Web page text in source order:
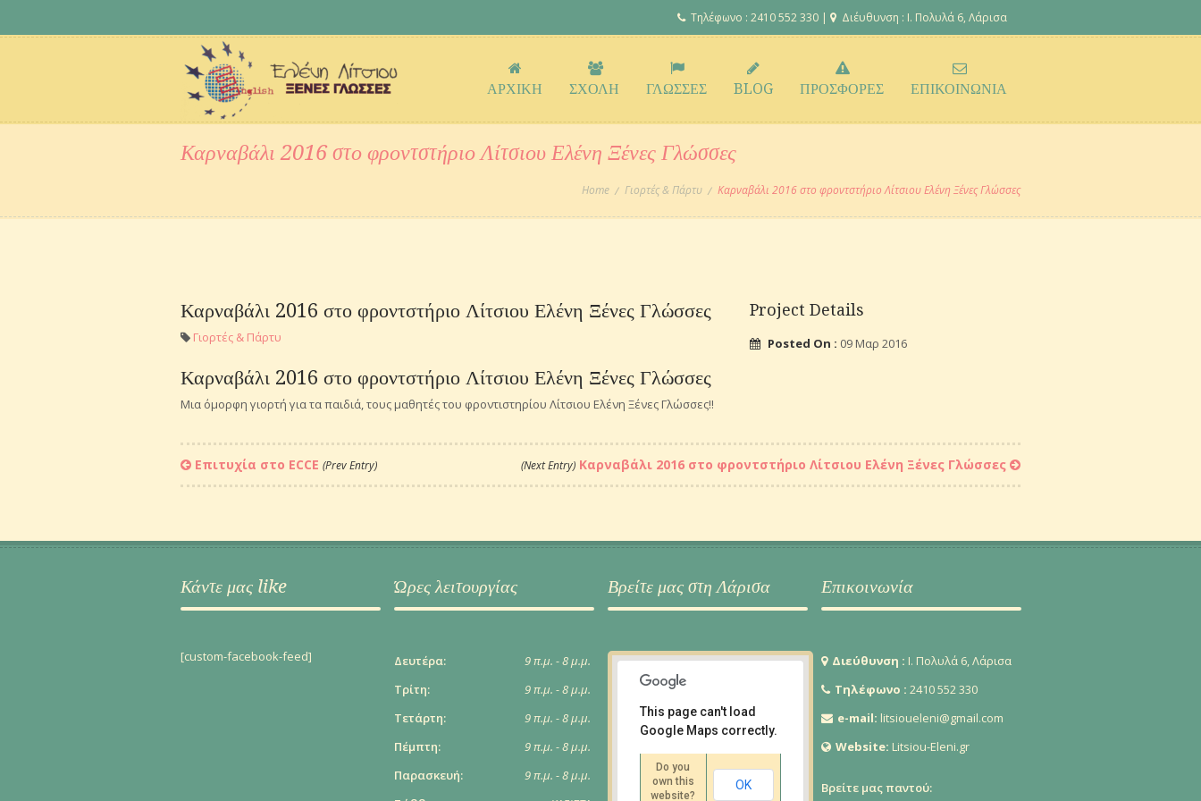
Τηλέφωνο : 2410 552 330 | Διέυθυνση : Ι. Πολυλά 6, Λάρισα
ΑΡΧΙΚΗ ΣΧΟΛΗ ΓΛΩΣΣΕΣ BLOG ΠΡΟΣΦΟΡΕΣ ΕΠΙΚΟΙΝΩΝΙΑ
Καρναβάλι 2016 στο φροντστήριο Λίτσιου Ελένη Ξένες Γλώσσες
Home Γιορτές & Πάρτυ Καρναβάλι 2016 στο φροντστήριο Λίτσιου Ελένη Ξένες Γλώσσες
Καρναβάλι 2016 στο φροντστήριο Λίτσιου Ελένη Ξένες Γλώσσες
Γιορτές & Πάρτυ
Καρναβάλι 2016 στο φροντστήριο Λίτσιου Ελένη Ξένες Γλώσσες
Μια όμορφη γιορτή για τα παιδιά, τους μαθητές του φροντιστηρίου Λίτσιου Ελένη Ξένες Γλώσσες!!
Project Details
Posted On : 09 Μαρ 2016
Επιτυχία στο ECCE (Prev Entry) (Next Entry) Καρναβάλι 2016 στο φροντστήριο Λίτσιου Ελένη Ξένες Γλώσσες
Κάντε μας like
[custom-facebook-feed]
Ώρες λειτουργίας
Δευτέρα:
9 π.μ. - 8 μ.μ.
Τρίτη:
9 π.μ. - 8 μ.μ.
Τετάρτη:
9 π.μ. - 8 μ.μ.
Πέμπτη:
9 π.μ. - 8 μ.μ.
Παρασκευή:
9 π.μ. - 8 μ.μ.
Βρείτε μας στη Λάρισα
Οδηγίες
This page can't load
Google Maps correctly.
Do you
own this
website?
OK
Επικοινωνία
Διεύθυνση : Ι. Πολυλά 6, Λάρισα
Τηλέφωνο : 2410 552 330
e-mail: litsioueleni@gmail.com
Website: Litsiou-Eleni.gr
Βρείτε μας παντού: